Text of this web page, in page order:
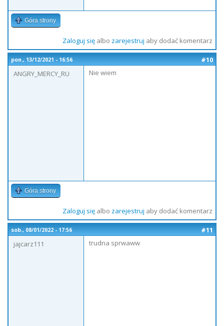
Góra strony
Zaloguj sięalbo zarejestruj aby dodać komentarz
pon., 13/12/2021 - 16:56
#10
ANGRY_MERCY_RU
Nie wiem
Góra strony
Zaloguj sięalbo zarejestruj aby dodać komentarz
sob., 08/01/2022 - 17:56
#11
jajcarz111
trudna sprwaww